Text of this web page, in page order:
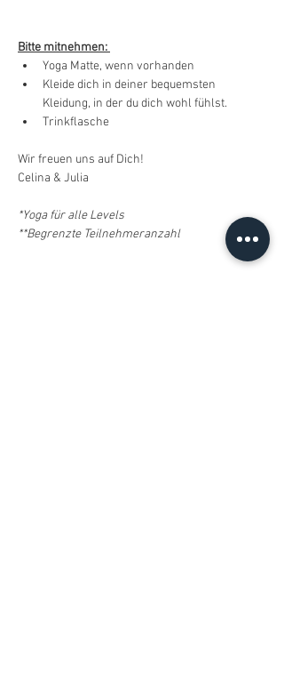
Bitte mitnehmen:
Yoga Matte, wenn vorhanden
Kleide dich in deiner bequemsten
Kleidung, in der du dich wohl fühlst.
Trinkflasche
Wir freuen uns auf Dich!
Celina & Julia
*Yoga für alle Levels
**Begrenzte Teilnehmeranzahl